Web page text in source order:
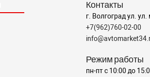
Контакты
г. Волгоград ул.
+7(962)760-02-00
Режим работы
пн-пт с 10:00 до